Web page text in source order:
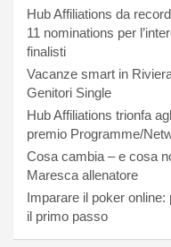
Hub Affiliations da
11 nominations per
finalisti
Vacanze smart in
Genitori Single
Hub Affiliations trionfa
premio Programme/
Cosa cambia – e cosa
Maresca allenatore
Imparare il poker
il primo passo